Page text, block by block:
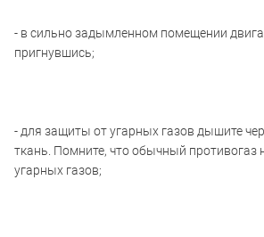
- в сильно задымленном помещении
пригнувшись;
- для защиты от угарных газов дышите
ткань. Помните, что обычный противогаз
угарных газов;